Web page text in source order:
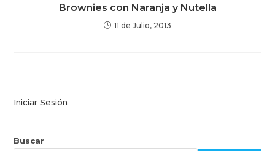
Brownies con Naranja y Nutella
11 de Julio, 2013
Iniciar Sesión
Buscar